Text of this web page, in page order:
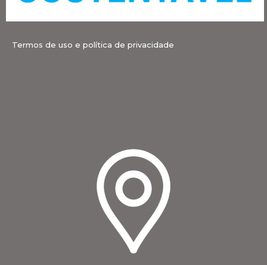
Termos de uso e política de privacidade